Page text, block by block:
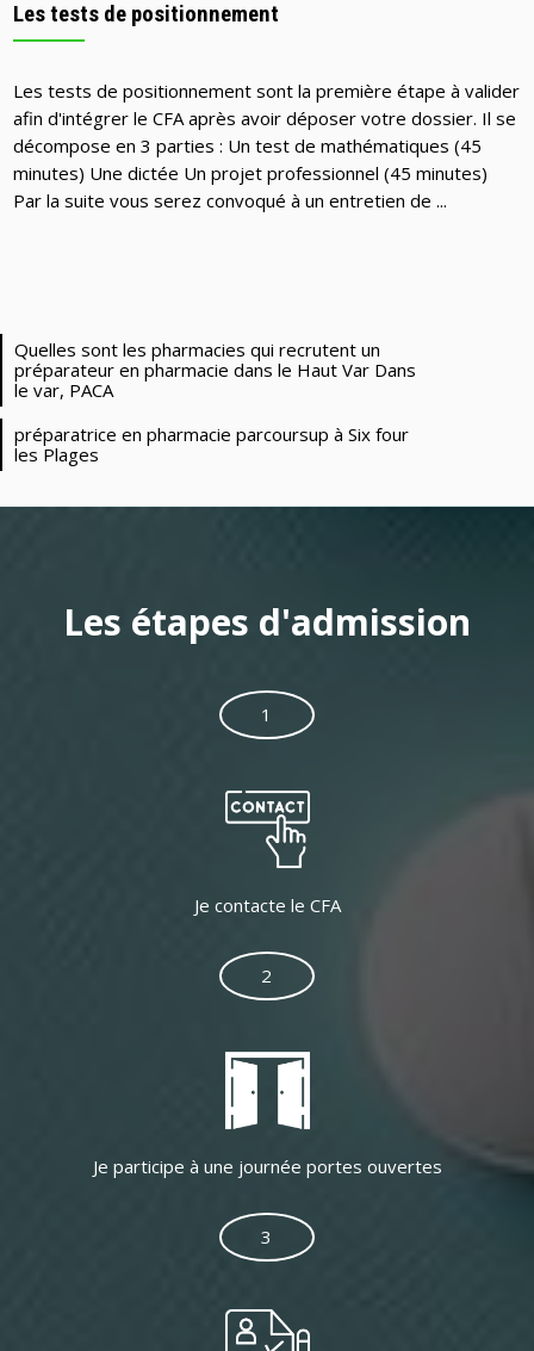
Les tests de positionnement
Les tests de positionnement sont la première étape à valider
afin d'intégrer le CFA après avoir déposer votre dossier. Il se
décompose en 3 parties : Un test de mathématiques (45
minutes) Une dictée Un projet professionnel (45 minutes)
Par la suite vous serez convoqué à un entretien de ...
Quelles sont les pharmacies qui recrutent un
préparateur en pharmacie dans le Haut Var Dans
le var, PACA
préparatrice en pharmacie parcoursup à Six four
les Plages
Les étapes d'admission
1
Je contacte le CFA
2
Je participe à une journée portes ouvertes
3